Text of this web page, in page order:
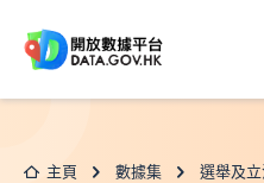
主頁 數據集 選舉及